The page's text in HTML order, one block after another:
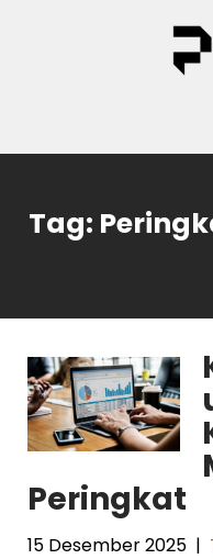
Tag:
Peringkat
15 Desember 2025 |